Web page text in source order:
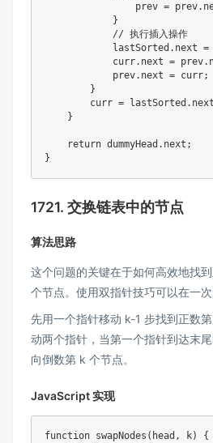
                prev
= prev.
}
// 执行插入操作
            lastSorted
. next =
            curr
. next = prev.
            prev
. next = curr;
}
        curr
= lastSorted . next
}
return dummyHead . next ;
}
1721. 交换链表中的节点
算法思路
这个问题的关键在于如何高效地找
个节点。使用双指针技巧可以在一次
先用一个指针移动 k-1 步找到正数
动两个指针，当第一个指针到达末
向倒数第 k 个节点。
JavaScript 实现
function swapNodes ( head , k)
{